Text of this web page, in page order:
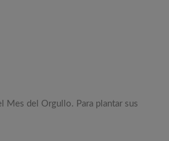
Mes del Orgullo. Para plantar sus